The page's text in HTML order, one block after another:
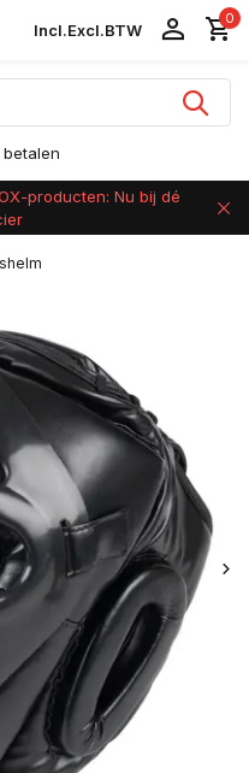
Incl.Excl.BTW
0
producten: Nu bij dé